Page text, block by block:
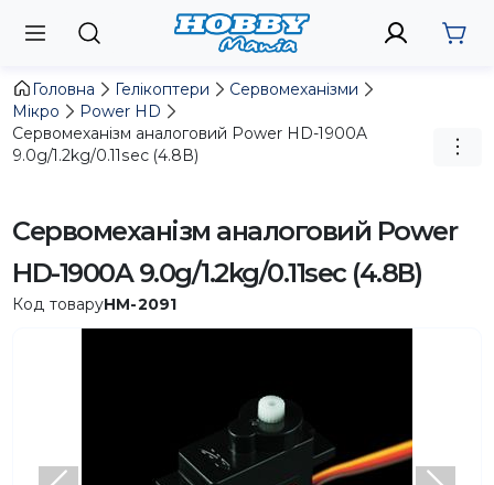
Головна Гелікоптери
Сервомеханізми
Мікро
Power HD
Сервомеханізм аналоговий Power HD-1900A
9.0g/1.2kg/0.11sec (4.8В)
Сервомеханізм аналоговий Power
HD-1900A 9.0g/1.2kg/0.11sec (4.8В)
Код товаруHM-2091